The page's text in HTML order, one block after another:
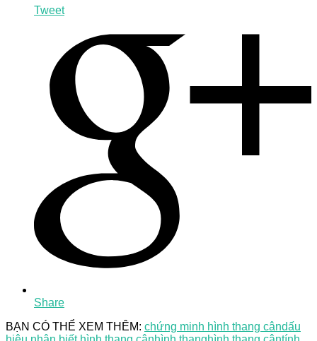
Tweet
Share
BẠN CÓ THỂ XEM THÊM: chứng minh hình thang cândấu